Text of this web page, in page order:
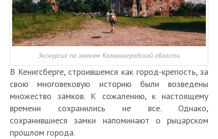
Экскурсия по замкам Калининградской области
В Кенигсберге, строившемся как город-крепость, за
свою многовековую историю были возведены
множество замков. К сожалению, к настоящему
времени сохранились не все. Однако,
сохранившиеся замки напоминают о рыцарском
прошлом города.